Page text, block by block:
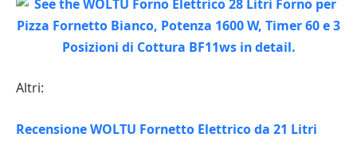
Altri:
Recensione WOLTU Fornetto Elettrico da 21 Litri